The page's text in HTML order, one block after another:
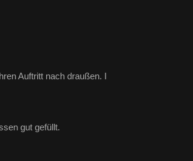
Auftritt nach draußen. I
gut gefüllt.